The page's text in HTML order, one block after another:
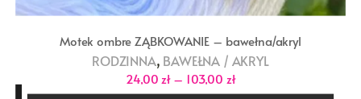
Motek ombre ZĄBKOWANIE – bawełna/akryl
RODZINNA, BAWEŁNA / AKRYL
24,00zł – 103,00 złZakres
cen: